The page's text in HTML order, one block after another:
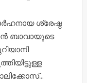
ശ്രേഷ്ഠ
ബാവായുടെ